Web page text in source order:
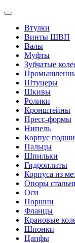
Втулки
Винты ШВП
Валы
Муфты
Зубчатые
Штуцеры
Шкивы
Ролики
Кронштейны
Пресс-формы
Нипель
Корпус
Пальцы
Шпильки
Гидроплиты
Корпуса из
Опоры
Оси
Поршни
Фланцы
Крановые
Шпонки
Цапфы